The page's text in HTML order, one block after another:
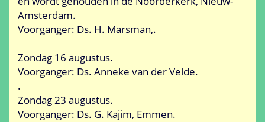
Amsterdam.
Voorganger: Ds. H. Marsman,.
Zondag 16 augustus.
Voorganger: Ds. Anneke van der Velde.
.
Zondag 23 augustus.
Voorganger: Ds. G. Kajim, Emmen.